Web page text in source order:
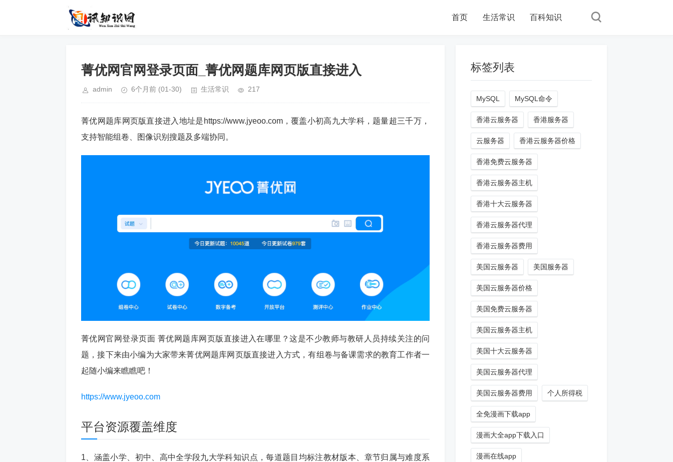
首页 生活常识 百科知识
菁优网官网登录页面_菁优网题库网页版直接进入
admin 6个月前 (01-30) 生活常识 217
菁优网题库网页版直接进入地址是https://www.jyeoo.com，覆盖小初高九大学科，题量超三千万，
支持智能组卷、图像识别搜题及多端协同。
菁优网官网登录页面 菁优网题库网页版直接进入在哪里？这是不少教师与教研人员持续关注的问
题，接下来由小编为大家带来菁优网题库网页版直接进入方式，有组卷与备课需求的教育工作者一
起随小编来瞧瞧吧！
https://www.jyeoo.com
平台资源覆盖维度
1、涵盖小学、初中、高中全学段九大学科知识点，每道题目均标注教材版本、章节归属与难度系
标签列表
MySQL MySQL命令
香港云服务器 香港服务器
云服务器 香港云服务器价格
香港免费云服务器
香港云服务器主机
香港十大云服务器
香港云服务器代理
香港云服务器费用
美国云服务器 美国服务器
美国云服务器价格
美国免费云服务器
美国云服务器主机
美国十大云服务器
美国云服务器代理
美国云服务器费用 个人所得税
全免漫画下载app
漫画大全app下载入口
漫画在线app